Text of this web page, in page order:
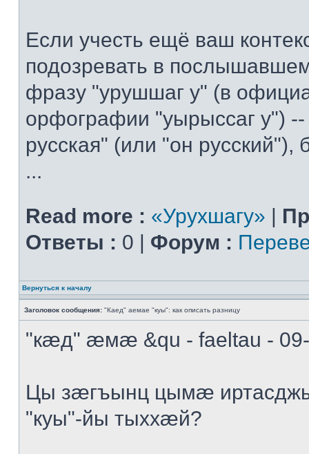
Если учесть ещё ваш
подозревать в
фразу "урушшаг у" (в
орфографии "уырыссаг у") --
русская" (или "он русский"),
...
Read more : «Урухшагу» |
Ответы : 0 | Форум :
Вернуться к началу
Заголовок сообщения: "Каед" аемае "куы": как описать разницу
"кæд" æмæ &qu - faeltau -
Цы зæгъынц цымæ
"куы"-йы тыххæй?